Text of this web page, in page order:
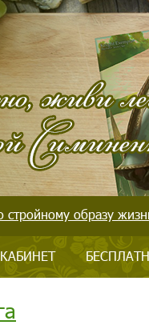
стройному образу